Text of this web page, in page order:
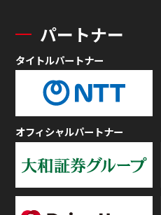
パートナー
タイトルパートナー
オフィシャルパートナー